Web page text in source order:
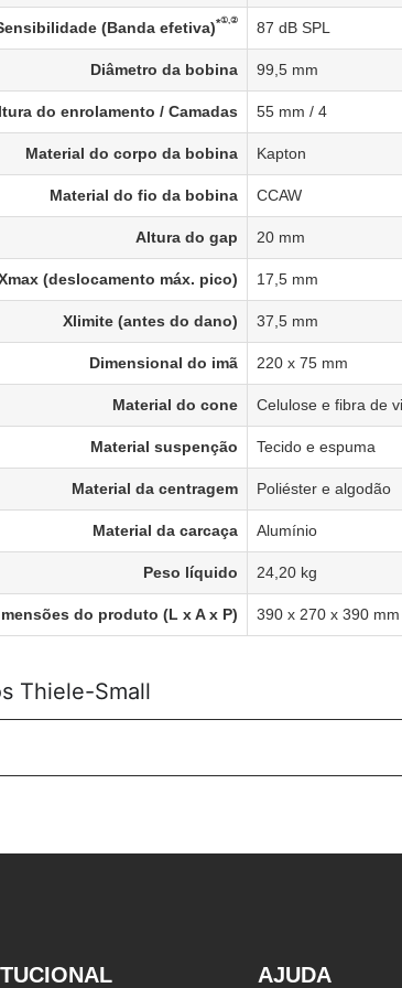
(Banda efetiva)*①,② 87 dB SPL
Diâmetro da bobina 99,5 mm
do enrolamento / Camadas 55 mm / 4
Material do corpo da bobina Kapton
Material do fio da bobina CCAW
Altura do gap 20 mm
(deslocamento máx. pico) 17,5 mm
Xlimite (antes do dano) 37,5 mm
Dimensional do imã 220 x 75 mm
Material do cone Celulose e fibra de
Material suspenção Tecido e espuma
Material da centragem Poliéster e algodão
Material da carcaça Alumínio
Peso líquido 24,20 kg
do produto (L x A x P) 390 x 270 x 390 mm
Thiele-Small
AJUDA